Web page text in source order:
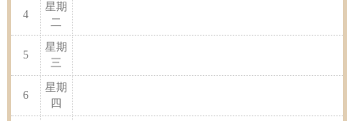
4
星期
二
5
星期
三
6
星期
四